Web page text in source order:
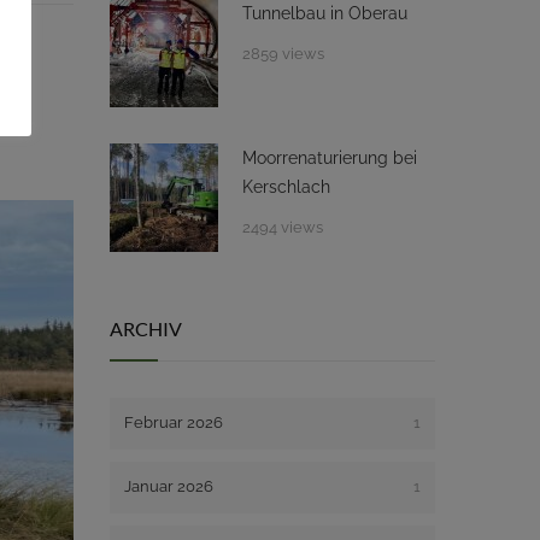
Tunnelbau in Oberau
2859 views
Moorrenaturierung bei
Kerschlach
2494 views
ARCHIV
Februar 2026 1
Januar 2026 1